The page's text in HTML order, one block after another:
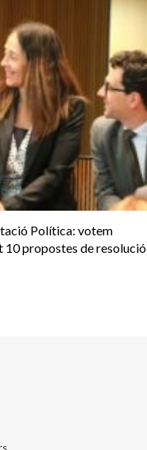
Política: votem
propostes de resolució